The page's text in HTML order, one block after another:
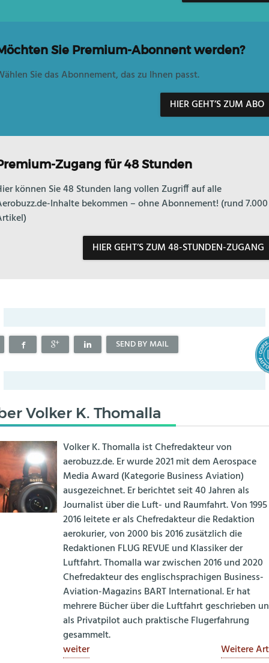
Sie Premium-Abonnent werden?
Sie das Abonnement, das zu Ihnen passt.
HIER GEHT’S ZUM ABO
Zugang für 48 Stunden
können Sie 48 Stunden lang vollen Zugriff auf alle
Inhalte bekommen – ohne Abonnement! (rund 7.000
HIER GEHT’S ZUM 48-STUNDEN-ZUGANG
SEND BY MAIL
Volker K. Thomalla
Volker K. Thomalla ist Chefredakteur von
aerobuzz.de. Er wurde 2021 mit dem Aerospace
Media Award (Kategorie Business Aviation)
ausgezeichnet. Er berichtet seit 40 Jahren als
Journalist über die Luft- und Raumfahrt. Von
2016 leitete er als Chefredakteur die Redaktion
aerokurier, von 2000 bis 2016 zusätzlich die
Redaktionen FLUG REVUE und Klassiker der
Luftfahrt. Thomalla war zwischen 2016 und 2020
Chefredakteur des englischsprachigen Business-
Aviation-Magazins BART International. Er hat
mehrere Bücher über die Luftfahrt geschrieben
als Privatpilot auch praktische Flugerfahrung
gesammelt.
weiter
Weitere